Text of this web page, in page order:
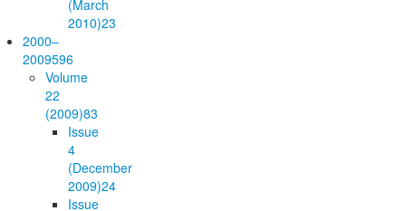
(March
2010)23
2000–
2009596
Volume
22
(2009)83
Issue
4
(December
2009)24
Issue